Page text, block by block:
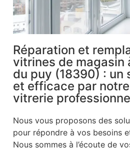
Réparation et
vitrines de magasin
du puy (18390) : un
et efficace par
vitrerie
Nous vous proposons des
pour répondre à vos besoins
Nous sommes à l’écoute de